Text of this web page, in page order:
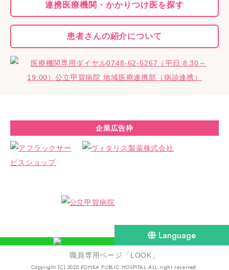
連携医療機関・かかりつけ医を探す
患者さんの紹介について
企業広告枠
Language
職員専用ページ「LOOK」
Copyright (C) 2020 KOHKA PUBLIC HOSPITAL ALL right reserved.